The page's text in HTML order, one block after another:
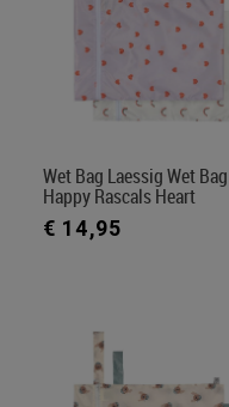
Wet Bag Laessig Wet
Happy Rascals Heart
€ 14,95